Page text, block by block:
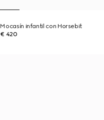
Mocasín infantil con Horsebit
€ 420